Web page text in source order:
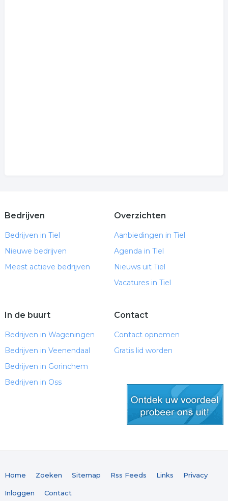
Bedrijven
Bedrijven in Tiel
Nieuwe bedrijven
Meest actieve bedrijven
Overzichten
Aanbiedingen in Tiel
Agenda in Tiel
Nieuws uit Tiel
Vacatures in Tiel
In de buurt
Bedrijven in Wageningen
Bedrijven in Veenendaal
Bedrijven in Gorinchem
Bedrijven in Oss
Contact
Contact opnemen
Gratis lid worden
Home Zoeken Sitemap Rss Feeds Links Privacy
Inloggen Contact